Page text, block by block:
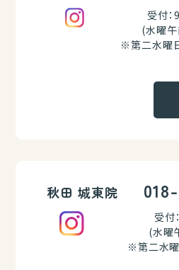
受付
(水曜午
※第二水曜
秋田 城東院
受付
(水曜
※第二水